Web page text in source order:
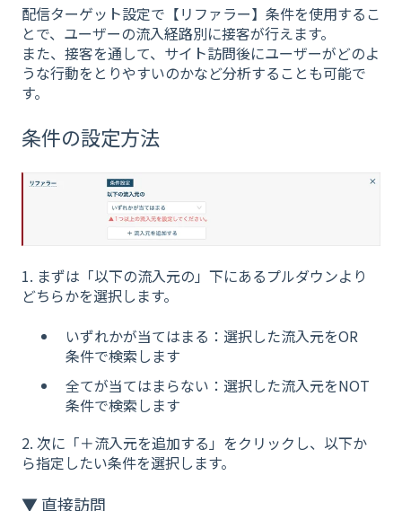
配信ターゲット設定で【リファラー】条件を使用するこ
とで、ユーザーの流入経路別に接客が行えます。
また、接客を通して、サイト訪問後にユーザーがどのよ
うな行動をとりやすいのかなど分析することも可能で
す。
条件の設定方法
1. まずは「以下の流入元の」下にあるプルダウンより
どちらかを選択します。
いずれかが当てはまる：選択した流入元をOR
条件で検索します
全てが当てはまらない：選択した流入元をNOT
条件で検索します
2. 次に「＋流入元を追加する」をクリックし、以下か
ら指定したい条件を選択します。
▼ 直接訪問